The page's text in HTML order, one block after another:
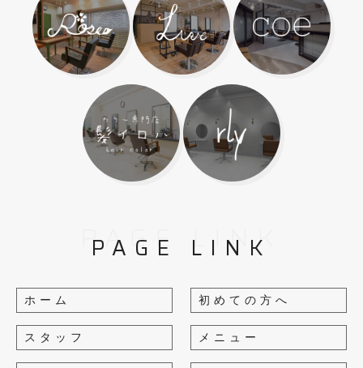
PAGE LINK
PAGE LINK
ホーム 初めての方へ
スタッフ メニュー